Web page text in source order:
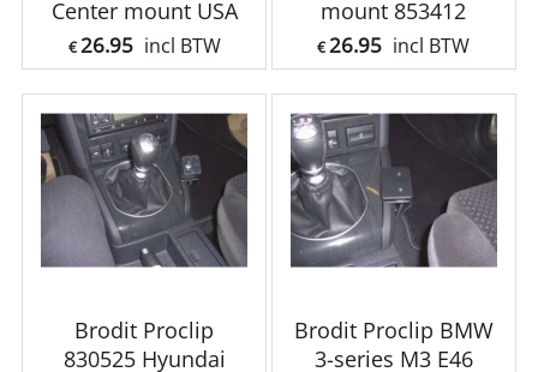
Center mount USA
€ 26.95 incl BTW
mount 853412
€ 26.95 incl BTW
Brodit Proclip
830525 Hyundai
Brodit Proclip BMW
3-series M3 E46